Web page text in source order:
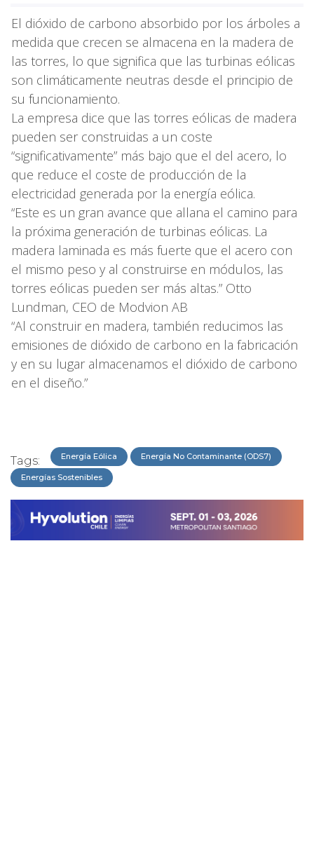
El dióxido de carbono absorbido por los árboles a
medida que crecen se almacena en la madera de
las torres, lo que significa que las turbinas eólicas
son climáticamente neutras desde el principio de
su funcionamiento.
La empresa dice que las torres eólicas de madera
pueden ser construidas a un coste
“significativamente” más bajo que el del acero, lo
que reduce el coste de producción de la
electricidad generada por la energía eólica.
“Este es un gran avance que allana el camino para
la próxima generación de turbinas eólicas. La
madera laminada es más fuerte que el acero con
el mismo peso y al construirse en módulos, las
torres eólicas pueden ser más altas.” Otto
Lundman, CEO de Modvion AB
“Al construir en madera, también reducimos las
emisiones de dióxido de carbono en la fabricación
y en su lugar almacenamos el dióxido de carbono
en el diseño.”
Tags: Energía Eólica Energía No Contaminante (ODS7)
Energías Sostenibles